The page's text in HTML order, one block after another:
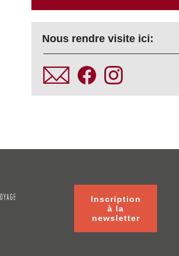
Nous rendre visite ici:
Inscription
à la
newsletter